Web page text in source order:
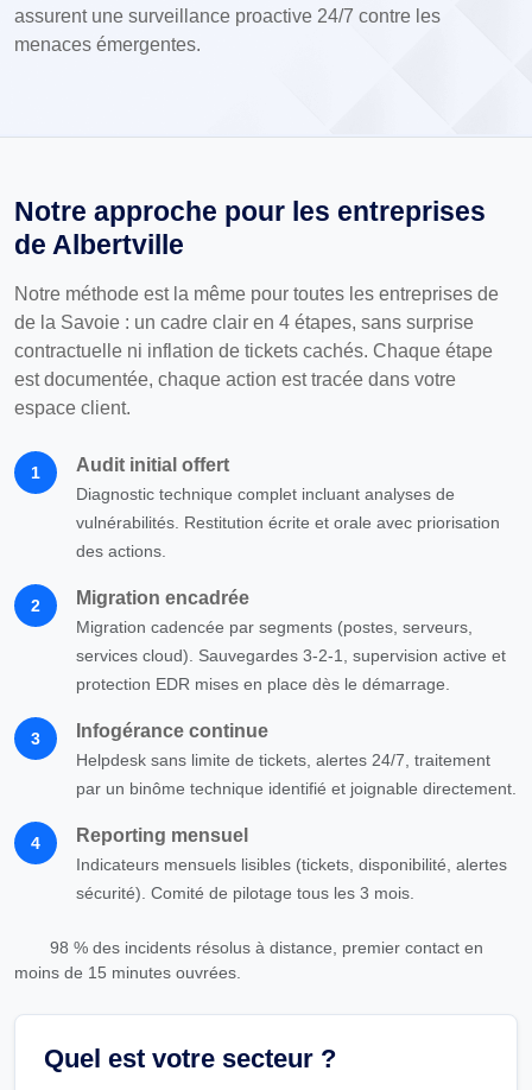
assurent une surveillance proactive 24/7 contre les
menaces émergentes.
Notre approche pour les entreprises
de Albertville
Notre méthode est la même pour toutes les entreprises de
de la Savoie : un cadre clair en 4 étapes, sans surprise
contractuelle ni inflation de tickets cachés. Chaque étape
est documentée, chaque action est tracée dans votre
espace client.
1 Audit initial offert
Diagnostic technique complet incluant analyses de
vulnérabilités. Restitution écrite et orale avec priorisation
des actions.
2 Migration encadrée
Migration cadencée par segments (postes, serveurs,
services cloud). Sauvegardes 3-2-1, supervision active et
protection EDR mises en place dès le démarrage.
3 Infogérance continue
Helpdesk sans limite de tickets, alertes 24/7, traitement
par un binôme technique identifié et joignable directement.
4 Reporting mensuel
Indicateurs mensuels lisibles (tickets, disponibilité, alertes
sécurité). Comité de pilotage tous les 3 mois.
98 % des incidents résolus à distance, premier contact en
moins de 15 minutes ouvrées.
Quel est votre secteur ?